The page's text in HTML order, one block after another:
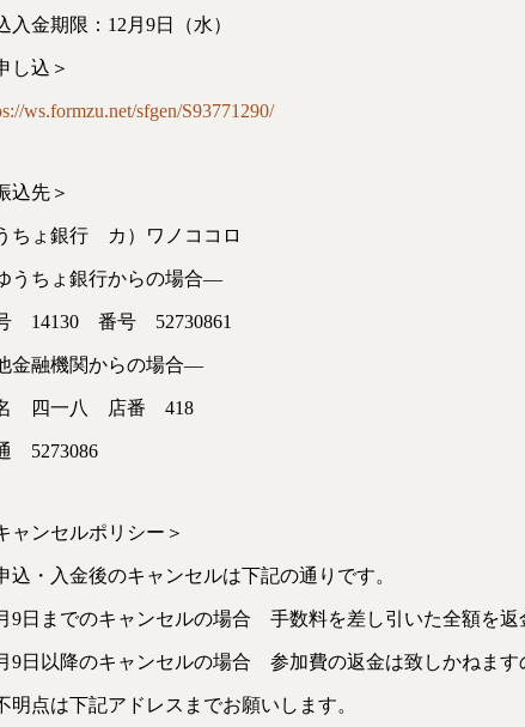
入金期限：12月9日（水）
し込＞
ws.formzu.net/sfgen/S93771290/
込先＞
ちょ銀行 カ）ワノココロ
うちょ銀行からの場合—
14130 番号 52730861
金融機関からの場合—
四一八 店番 418
5273086
ャンセルポリシー＞
込・入金後のキャンセルは下記の通りです。
9日までのキャンセルの場合 手数料を差し引いた全額を返
9日以降のキャンセルの場合 参加費の返金は致しかねます
明点は下記アドレスまでお願いします。